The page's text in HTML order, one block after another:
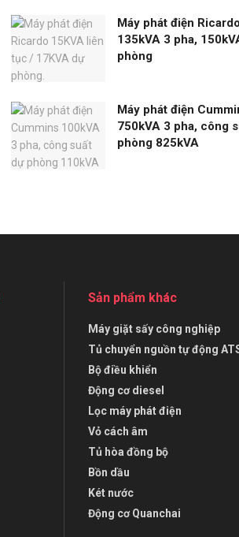
Máy phát điện Ricardo
135kVA 3 pha,
phòng
Máy phát điện
750kVA 3 pha, công
phòng 825kVA
Sản phẩm khác
Máy giặt sấy công nghiệp
Tủ chuyển nguồn tự động
Bộ điều khiển
Động cơ diesel
Lọc máy phát điện
Vỏ cách âm
Tủ hòa đồng bộ
Bồn dầu
Két nước
Động cơ Quanchai